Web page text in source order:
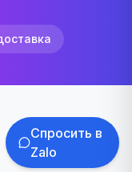
Спросить в
Zalo